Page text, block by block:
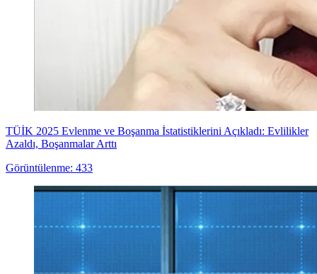
TÜİK 2025 Evlenme ve Boşanma İstatistiklerini Açıkladı: Evlilikler
Azaldı, Boşanmalar Arttı
Görüntülenme: 433